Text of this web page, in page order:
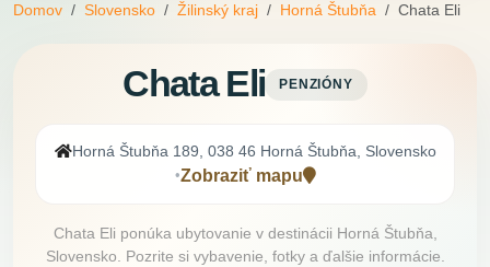
Domov Slovensko Žilinský kraj Horná Štubňa Chata Eli
Chata Eli PENZIÓNY
Horná Štubňa 189, 038 46 Horná Štubňa, Slovensko
•Zobraziť mapu
Chata Eli ponúka ubytovanie v destinácii Horná Štubňa,
Slovensko. Pozrite si vybavenie, fotky a ďalšie informácie.